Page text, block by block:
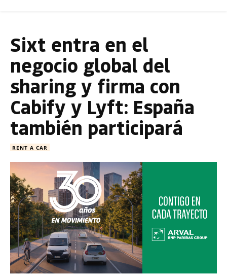
Sixt entra en el
negocio global del
sharing y firma con
Cabify y Lyft: España
también participará
RENT A CAR